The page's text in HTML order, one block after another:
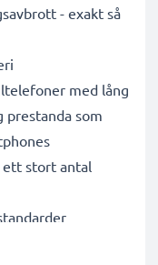
- exakt så
med lång
prestanda som
ett stort antal